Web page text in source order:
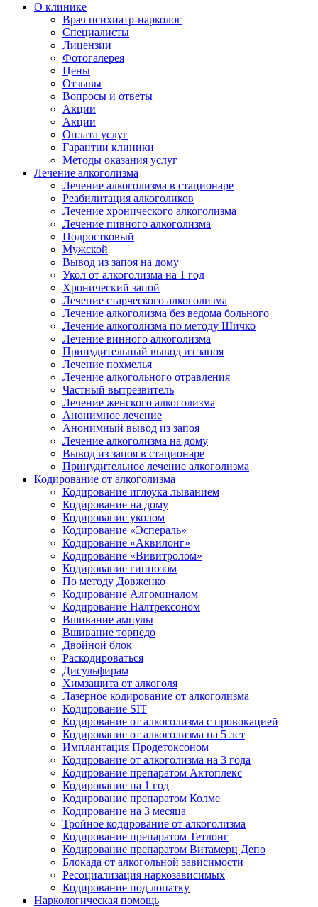
О клинике
Врач психиатр-нарколог
Специалисты
Лицензии
Фотогалерея
Цены
Отзывы
Вопросы и ответы
Акции
Акции
Оплата услуг
Гарантии клиники
Методы оказания услуг
Лечение алкоголизма
Лечение алкоголизма в стационаре
Реабилитация алкоголиков
Лечение хронического алкоголизма
Лечение пивного алкоголизма
Подростковый
Мужской
Вывод из запоя на дому
Укол от алкоголизма на 1 год
Хронический запой
Лечение старческого алкоголизма
Лечение алкоголизма без ведома больного
Лечение алкоголизма по методу Шичко
Лечение винного алкоголизма
Принудительный вывод из запоя
Лечение похмелья
Лечение алкогольного отравления
Частный вытрезвитель
Лечение женского алкоголизма
Анонимное лечение
Анонимный вывод из запоя
Лечение алкоголизма на дому
Вывод из запоя в стационаре
Принудительное лечение алкоголизма
Кодирование от алкоголизма
Кодирование иглоука лыванием
Кодирование на дому
Кодирование уколом
Кодирование «Эспераль»
Кодирование «Аквилонг»
Кодирование «Вивитролом»
Кодирование гипнозом
По методу Довженко
Кодирование Алгоминалом
Кодирование Налтрексоном
Вшивание ампулы
Вшивание торпедо
Двойной блок
Раскодироваться
Дисульфирам
Химзащита от алкоголя
Лазерное кодирование от алкоголизма
Кодирование SIT
Кодирование от алкоголизма с провокацией
Кодирование от алкоголизма на 5 лет
Имплантация Продетоксоном
Кодирование от алкоголизма на 3 года
Кодирование препаратом Актоплекс
Кодирование на 1 год
Кодирование препаратом Колме
Кодирование на 3 месяца
Тройное кодирование от алкоголизма
Кодирование препаратом Тетлонг
Кодирование препаратом Витамерц Депо
Блокада от алкогольной зависимости
Ресоциализация наркозависимых
Кодирование под лопатку
Наркологическая помощь